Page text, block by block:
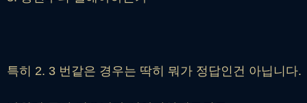
특히 2. 3 번같은 경우는 딱히 뭐가 정답인건 아닙니다.